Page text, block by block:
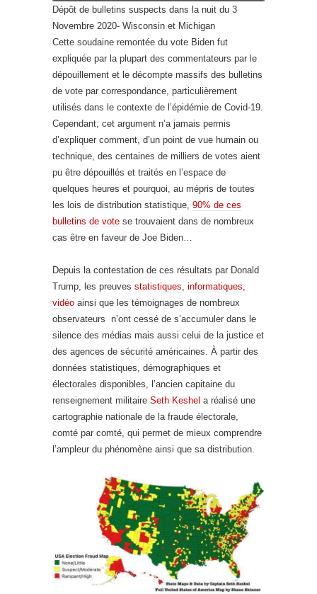
Dépôt de bulletins suspects dans la nuit du 3
Novembre 2020- Wisconsin et Michigan
Cette soudaine remontée du vote Biden fut
expliquée par la plupart des commentateurs par le
dépouillement et le décompte massifs des bulletins
de vote par correspondance, particulièrement
utilisés dans le contexte de l’épidémie de Covid-19.
Cependant, cet argument n’a jamais permis
d’expliquer comment, d’un point de vue humain ou
technique, des centaines de milliers de votes aient
pu être dépouillés et traités en l’espace de
quelques heures et pourquoi, au mépris de toutes
les lois de distribution statistique, 90% de ces
bulletins de vote se trouvaient dans de nombreux
cas être en faveur de Joe Biden…
Depuis la contestation de ces résultats par Donald
Trump, les preuves statistiques informatiques
vidéo ainsi que les témoignages de nombreux
observateurs n’ont cessé de s’accumuler dans le
silence des médias mais aussi celui de la justice et
des agences de sécurité américaines. À partir des
données statistiques, démographiques et
électorales disponibles, l’ancien capitaine du
renseignement militaire Seth Keshel a réalisé une
cartographie nationale de la fraude électorale,
comté par comté, qui permet de mieux comprendre
l’ampleur du phénomène ainsi que sa distribution.